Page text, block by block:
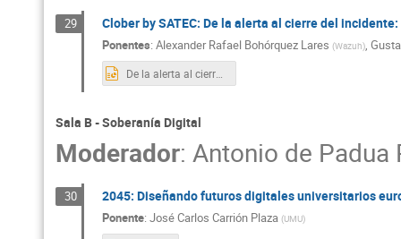
29 Clober by SATEC: De la alerta al cierre del
Ponentes: Alexander Rafael Bohórquez Lares (Wazuh),
De la alerta al cierre del incidente.pptx
Sala B - Soberanía Digital
Moderador: Antonio de Padua
30 2045: Diseñando futuros digitales universitarios
Ponente: José Carlos Carrión Plaza (UMU)